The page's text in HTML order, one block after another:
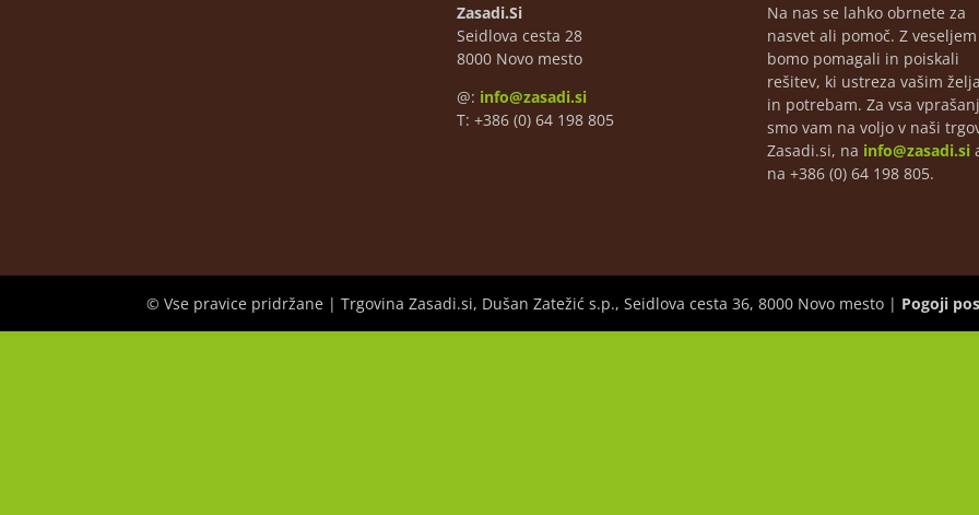
Zasadi.Si
Seidlova cesta 28
8000 Novo mesto
@: info@zasadi.si
T: +386 (0) 64 198 805
Na nas se lahko obrnete za
nasvet ali pomoč. Z
bomo pomagali in poiskali
rešitev, ki ustreza vašim
in potrebam. Za vsa
smo vam na voljo v naši
Zasadi.si, na info@zasadi.si
na +386 (0) 64 198 805.
© Vse pravice pridržane | Trgovina Zasadi.si, Dušan Zatežić s.p., Seidlova cesta 36, 8000 Novo mesto | Pogoji